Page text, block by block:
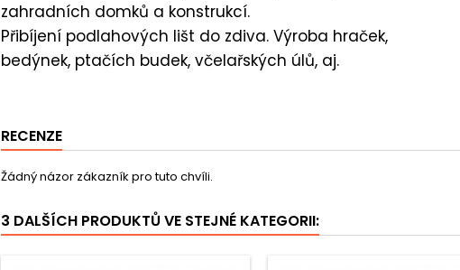
zahradních domků a konstrukcí.
Přibíjení podlahových lišt do zdiva. Výroba hraček,
bedýnek, ptačích budek, včelařských úlů, aj.
RECENZE
Žádný názor zákazník pro tuto chvíli.
3 DALŠÍCH PRODUKTŮ VE STEJNÉ KATEGORII: